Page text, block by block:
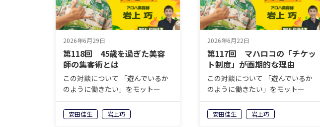
2026年6月29日
第118回 45歳を過ぎた美容
師の集客術とは
この対談について 「遊んでいるか
のように働きたい」をモットー
ロハ美容師”こと岩上巧さん。自身
が経営するヘアサロン
安田佳生 岩上巧
2026年6月22日
第117回 マハロコの「チケッ
ト制度」が画期的な理由
この対談について 「遊んでいるか
のように働きたい」をモットー
ロハ美容師”こと岩上巧さん。自身
が経営するヘアサロン
安田佳生 岩上巧